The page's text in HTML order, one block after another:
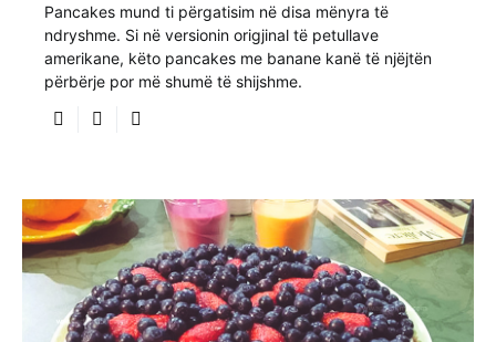
Pancakes mund ti përgatisim në disa mënyra të
ndryshme. Si në versionin origjinal të petullave
amerikane, këto pancakes me banane kanë të njëjtën
përbërje por më shumë të shijshme.